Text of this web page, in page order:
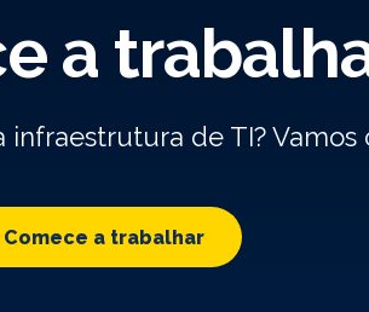
a
infraestrutura de TI? Vamos
Comece a trabalhar